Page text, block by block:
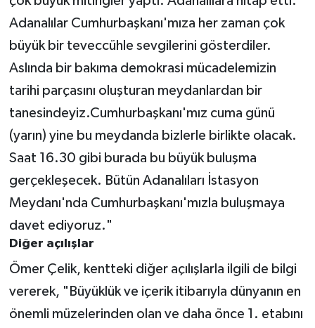
Adanalılar Cumhurbaşkanı'mıza her zaman çok
büyük bir teveccühle sevgilerini gösterdiler.
Aslında bir bakıma demokrasi mücadelemizin
tarihi parçasını oluşturan meydanlardan bir
tanesindeyiz.Cumhurbaşkanı'mız cuma günü
(yarın) yine bu meydanda bizlerle birlikte olacak.
Saat 16.30 gibi burada bu büyük buluşma
gerçekleşecek. Bütün Adanalıları İstasyon
Meydanı'nda Cumhurbaşkanı'mızla buluşmaya
davet ediyoruz."
Diğer açılışlar
Ömer Çelik, kentteki diğer açılışlarla ilgili de bilgi
vererek, "Büyüklük ve içerik itibarıyla dünyanın en
önemli müzelerinden olan ve daha önce 1. etabını